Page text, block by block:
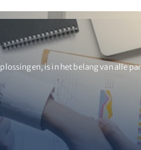
is in het belang van alle